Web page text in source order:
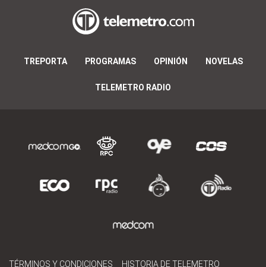
TREPORTA PROGRAMAS OPINIÓN NOVELAS
TELEMETRO RADIO
TÉRMINOS Y CONDICIONES HISTORIA DE TELEMETRO